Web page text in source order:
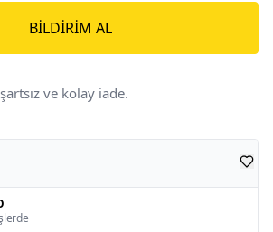
BILDIRIM AL
ve kolay iade.